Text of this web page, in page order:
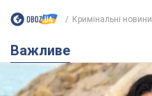
Кримінальні новини
Важливе